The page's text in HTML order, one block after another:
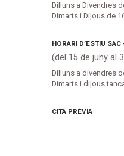
Dilluns a Divendres
Dimarts i Dijous de
HORARI D’ESTIU
(del 15 de juny al
Dilluns a divendres
Dimarts i dijous
CITA PRÈVIA